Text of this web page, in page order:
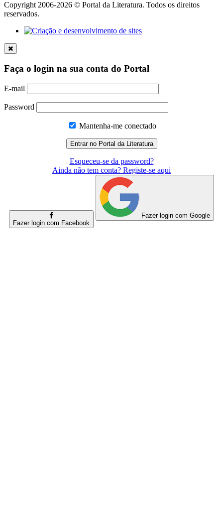
Copyright 2006-2026 © Portal da Literatura. Todos os direitos
reservados.
Faça o login na sua conta do Portal
E-mail
Password
Mantenha-me conectado
Esqueceu-se da password?
Ainda não tem conta? Registe-se aqui
Fazer login com Facebook
Fazer login com Google